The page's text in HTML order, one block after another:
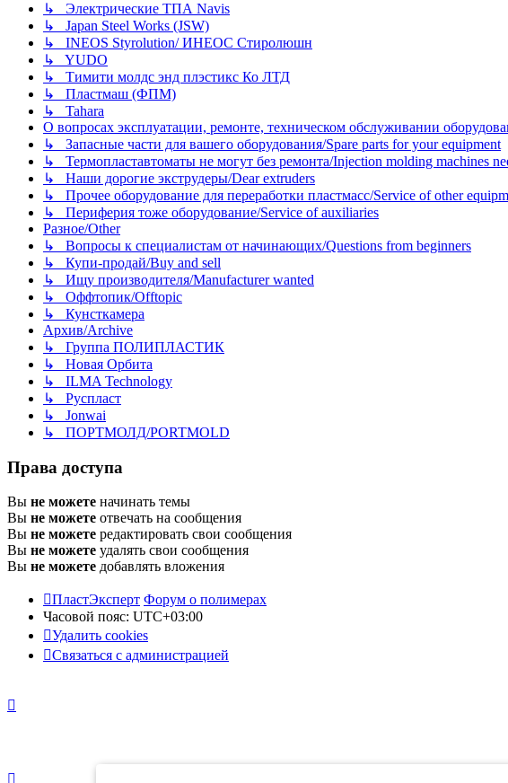
↳ Электрические ТПА Navis
↳ Japan Steel Works (JSW)
↳ INEOS Styrolution/ ИНЕОС Стиролюшн
↳ YUDO
↳ Тимити молдс энд плэстикс Ко ЛТД
↳ Пластмаш (ФПМ)
↳ Tahara
О вопросах эксплуатации, ремонте, техническом обслуживании
↳ Запасные части для вашего оборудования/Spare parts for your equipment
↳ Термопластавтоматы не могут без ремонта/Injection molding machines
↳ Наши дорогие экструдеры/Dear extruders
↳ Прочее оборудование для переработки пластмасс/Service of other
↳ Периферия тоже оборудование/Service of auxiliaries
Разное/Other
↳ Вопросы к специалистам от начинающих/Questions from beginners
↳ Купи-продай/Buy and sell
↳ Ищу производителя/Manufacturer wanted
↳ Оффтопик/Offtopic
↳ Кунсткамера
Архив/Archive
↳ Группа ПОЛИПЛАСТИК
↳ Новая Орбита
↳ ILMA Technology
↳ Руспласт
↳ Jonwai
↳ ПОРТМОЛД/PORTMOLD
Права доступа
Вы не можете начинать темы
Вы не можете отвечать на сообщения
Вы не можете редактировать свои сообщения
Вы не можете удалять свои сообщения
Вы не можете добавлять вложения
ПластЭксперт Форум о полимерах
Часовой пояс: UTC+03:00
Удалить cookies
Связаться с администрацией